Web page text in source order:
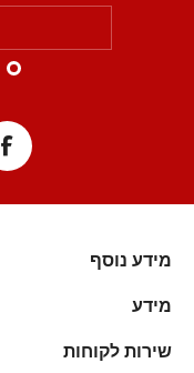
מידע נוסף
מידע
שירות לקוחות